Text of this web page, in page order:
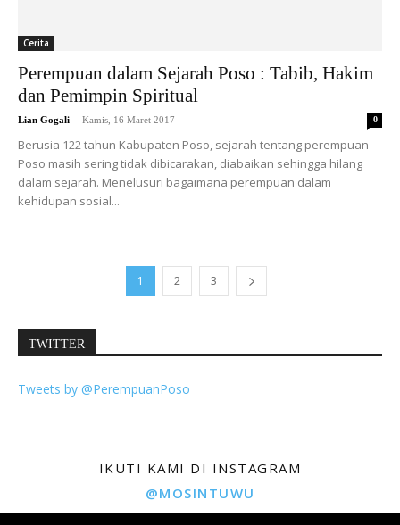
Cerita
Perempuan dalam Sejarah Poso : Tabib, Hakim
dan Pemimpin Spiritual
Lian Gogali - Kamis, 16 Maret 2017 0
Berusia 122 tahun Kabupaten Poso, sejarah tentang perempuan
Poso masih sering tidak dibicarakan, diabaikan sehingga hilang
dalam sejarah. Menelusuri bagaimana perempuan dalam
kehidupan sosial...
1 2 3
TWITTER
Tweets by @PerempuanPoso
IKUTI KAMI DI INSTAGRAM
@MOSINTUWU